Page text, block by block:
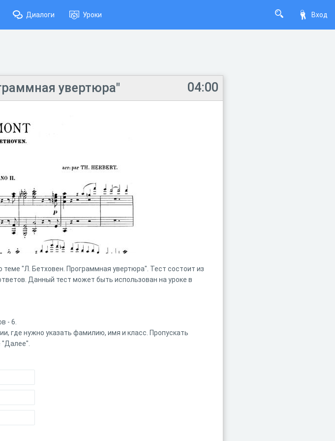
Вход
Диалоги Уроки
04:00
увертюра"
"Л. Бетховен. Программная увертюра". Тест состоит из
Данный тест может быть использован на уроке в
- 6.
где нужно указать фамилию, имя и класс. Пропускать